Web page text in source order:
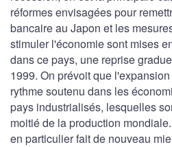
réformes envisagées pour
bancaire au Japon et les
stimuler l'économie sont mises
dans ce pays, une reprise
1999. On prévoit que
rythme soutenu dans les
pays industrialisés, lesquelles
moitié de la production
en particulier fait de nouveau